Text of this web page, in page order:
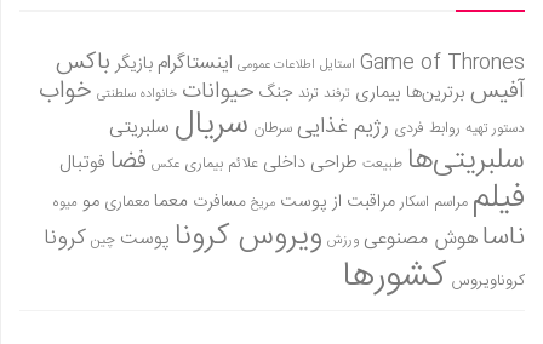
Game of Thrones استایل اطلاعات عمومی اینستاگرام بازیگر باکس
آفیس برترین‌ها بیماری ترفند ترند جنگ حیوانات خانواده سلطنتی خواب
دستور تهیه روابط فردی رژیم غذاییسرطان سریال سلبریتی
سلبریتی‌ها طبیعت طراحی داخلی علائم بیماری عکس فضا فوتبال
فیلم مراسم اسکارمراقبت از پوست مریخ مسافرت معمامعماری مو میوه
ناساهوش مصنوعی ورزش ویروس کرونا پوست چین کرونا
کروناویروس کشورها